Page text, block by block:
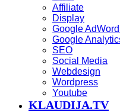
Affiliate
Display
Google
Google
SEO
Social Media
Webdesign
Wordpress
Youtube
KLAUDIJA.TV